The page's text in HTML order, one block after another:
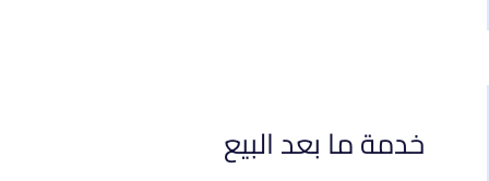
خدمة ما بعد البيع